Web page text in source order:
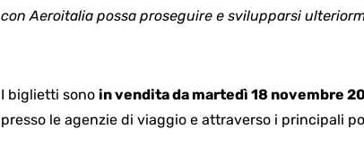
con Aeroitalia possa proseguire e svilupparsi
I biglietti sono in vendita da martedì 18 novembre
presso le agenzie di viaggio e attraverso i principali